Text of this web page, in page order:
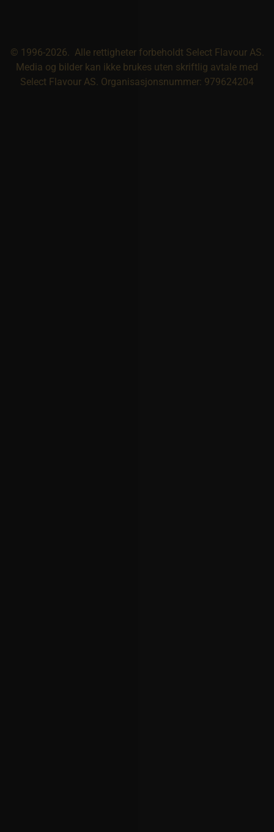
© 1996-2026. Alle rettigheter forbeholdt Select Flavour AS.
Media og bilder kan ikke brukes uten skriftlig avtale med
Select Flavour AS. Organisasjonsnummer: 979624204